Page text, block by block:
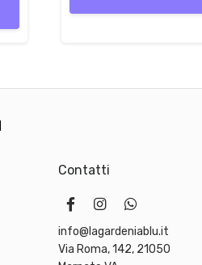
Contatti
info@lagardeniablu.it
Via Roma, 142, 21050